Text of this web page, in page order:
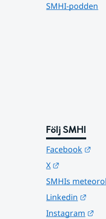
SMHI-podden
Följ SMHI
Facebook
X
SMHIs
Linkedin
Instagram